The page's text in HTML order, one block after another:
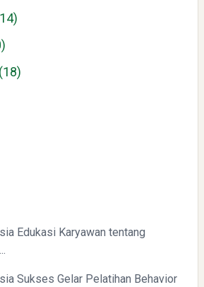
Kisah Inspiratif di Balik Kasus Hukum
Suku Bunga terhadap Bitcoin
(18)
Edukasi Karyawan tentang
Sukses Gelar Pelatihan Behavior